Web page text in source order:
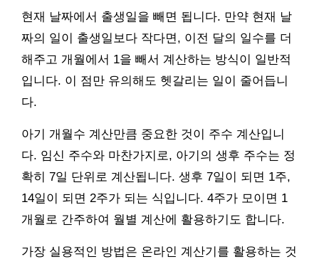
현재 날짜에서 출생일을 빼면 됩니다. 만약 현재 날
짜의 일이 출생일보다 작다면, 이전 달의 일수를 더
해주고 개월에서 1을 빼서 계산하는 방식이 일반적
입니다. 이 점만 유의해도 헷갈리는 일이 줄어듭니
다.
아기 개월수 계산만큼 중요한 것이 주수 계산입니
다. 임신 주수와 마찬가지로, 아기의 생후 주수는 정
확히 7일 단위로 계산됩니다. 생후 7일이 되면 1주,
14일이 되면 2주가 되는 식입니다. 4주가 모이면 1
개월로 간주하여 월별 계산에 활용하기도 합니다.
가장 실용적인 방법은 온라인 계산기를 활용하는 것